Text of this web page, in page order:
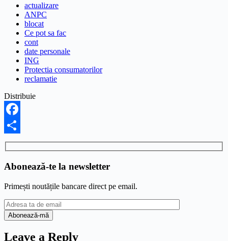
actualizare
ANPC
blocat
Ce pot sa fac
cont
date personale
ING
Protectia consumatorilor
reclamatie
Distribuie
Facebook
Share
Abonează-te la newsletter
Primești noutățile bancare direct pe email.
Leave a Reply